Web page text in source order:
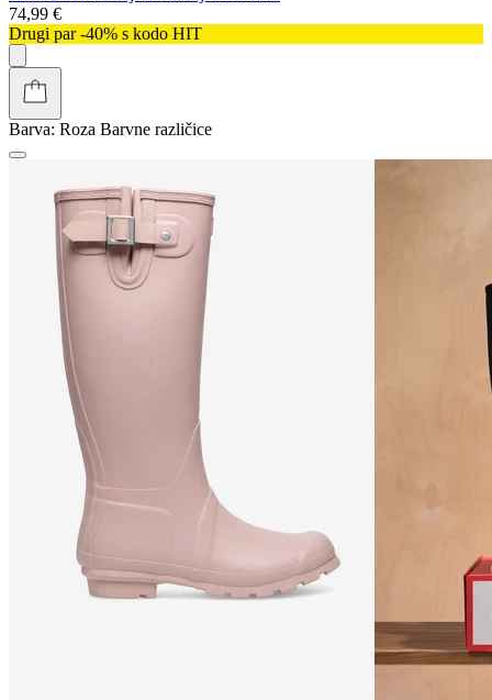
74,99 €
Drugi par -40% s kodo HIT
Barva: Roza Barvne različice